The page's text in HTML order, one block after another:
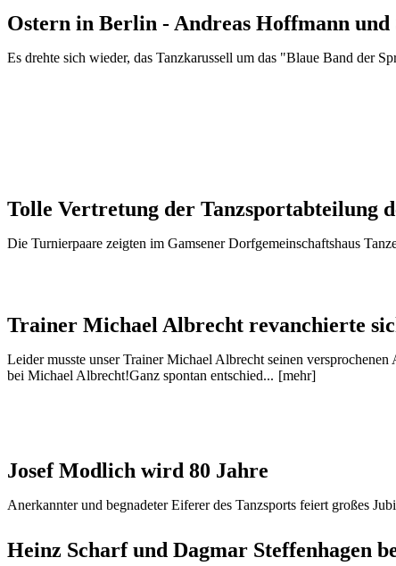
Ostern in Berlin - Andreas Hoffmann
Es drehte sich wieder, das Tanzkarussell um das "Blaue Band der
Tolle Vertretung der Tanzsportabteilung
Die Turnierpaare zeigten im Gamsener Dorfgemeinschaftshaus
Trainer Michael Albrecht revanchierte
Leider musste unser Trainer Michael Albrecht seinen
bei Michael Albrecht!Ganz spontan entschied... [mehr]
Josef Modlich wird 80 Jahre
Anerkannter und begnadeter Eiferer des Tanzsports feiert großes
Heinz Scharf und Dagmar Steffenhagen